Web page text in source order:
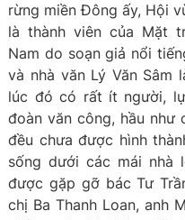
rừng miền Đông ấy, Hội
là thành viên của Mặt
Nam do soạn giả nổi
và nhà văn Lý Văn Sâm
lúc đó có rất ít người,
đoàn văn công, hầu như
đều chưa được hình
sống dưới các mái nhà
được gặp gỡ bác Tư
chị Ba Thanh Loan, anh